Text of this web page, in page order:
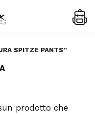
SPITZE PANTS”
prodotto che